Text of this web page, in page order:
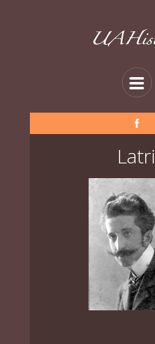
Latri